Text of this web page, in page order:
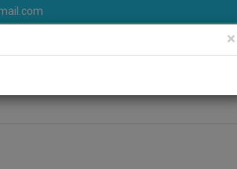
Văn bản Thư viện ảnh Videoclips
×